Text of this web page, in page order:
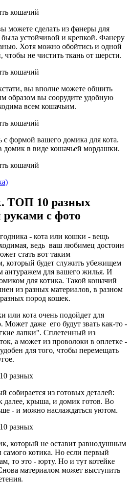
можете сделать из фанеры для
была устойчивой и крепкой. Фанеру
Хотя можно обойтись и одной
не чистить ткань от шерсти.
вы вполне можете обшить
образом вы соорудите удобную
всем кошачьим.
с формой вашего домика для кота.
домик в виде кошачьей мордашки.
ТОП 10 разных
руками с фото
- кота или кошки - вещь
ведь ваш любимец достоин
стать вот таким
который будет служить убежищем
антуражем для вашего жилья. И
для котика. Такой кошачий
из разных материалов, в разном
пород кошек.
или кота очень подойдет для
Может даже его будут звать как-то -
лапки". Сплетенный из
а может из проволоки в оплетке -
для того, чтобы перемещать
из готовых деталей:
далее, крыша, и домик готов. Во
- и можно наслаждаться уютом.
который не оставит равнодушным
самого котика. Но если первый
то это - юрту. Но и тут котейке
материалом может выступить